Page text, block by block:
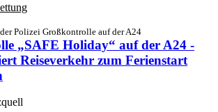
Polizei Großkontrolle auf der A24
„SAFE Holiday“ auf der A24 -
Reiseverkehr zum Ferienstart